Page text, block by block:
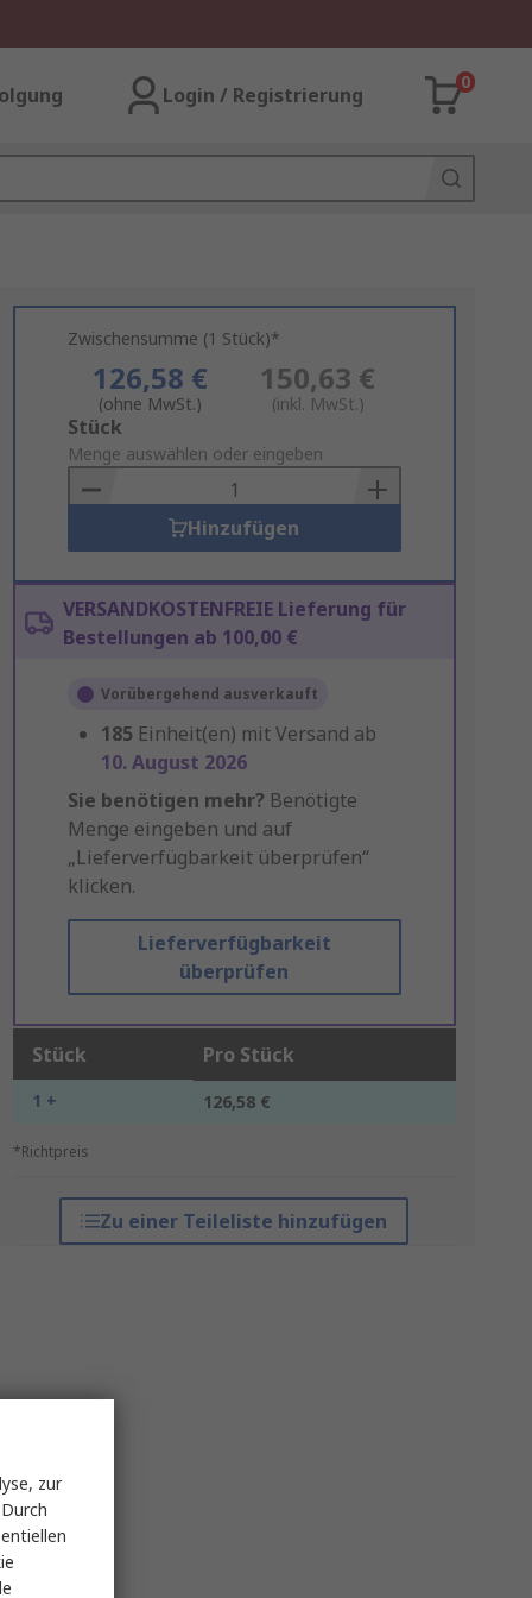
Login / Registrierung
0
Zwischensumme (1 Stück)*
126,58 €
(ohne MwSt.)
150,63 €
(inkl. MwSt.)
Add
to
Basket
Stück
Menge auswählen oder eingeben
Hinzufügen
VERSANDKOSTENFREIE Lieferung für
Bestellungen ab 100,00 €
Vorübergehend ausverkauft
185 Einheit(en) mit Versand ab
10. August 2026
Sie benötigen mehr? Benötigte
Menge eingeben und auf
„Lieferverfügbarkeit überprüfen“
klicken.
Lieferverfügbarkeit
überprüfen
Stück Pro Stück
1 + 126,58 €
*Richtpreis
Zu einer Teileliste hinzufügen
zur